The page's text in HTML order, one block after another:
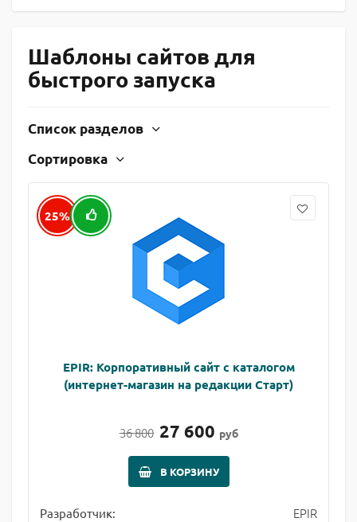
Шаблоны сайтов для
быстрого запуска
Список разделов
Сортировка
25%
EPIR: Корпоративный сайт с каталогом
(интернет-магазин на редакции Старт)
36 800 27 600 руб
В КОРЗИНУ
Разработчик: EPIR